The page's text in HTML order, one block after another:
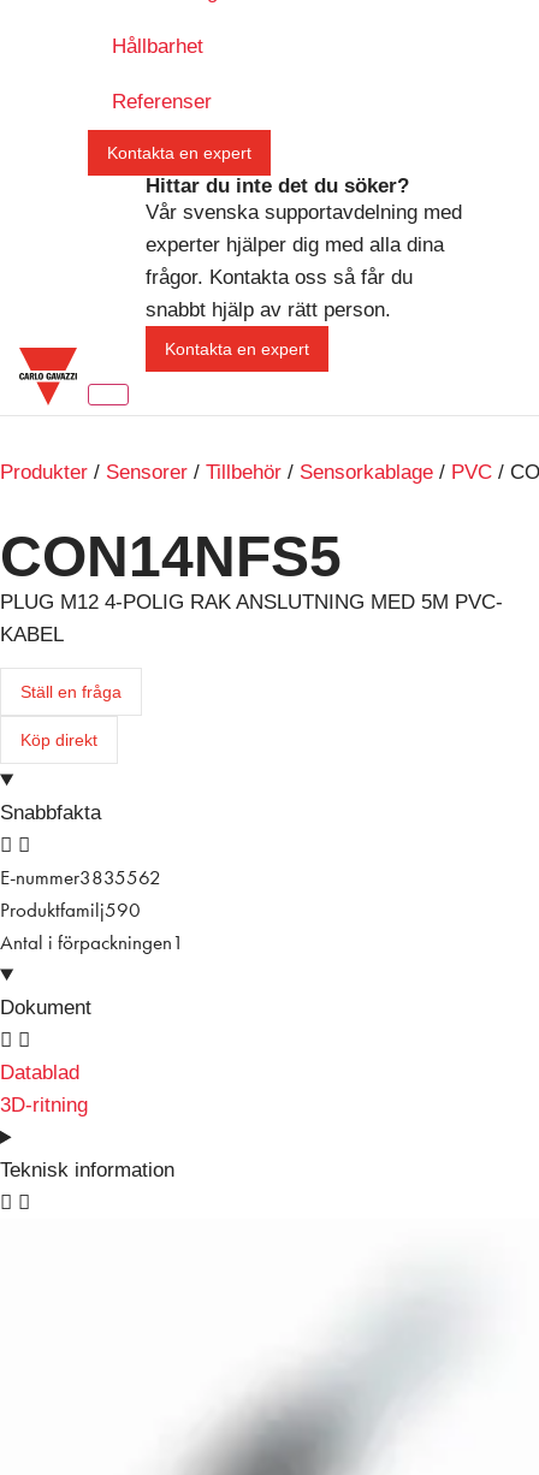
Hållbarhet
Referenser
Kontakta en expert
Hittar du inte det du söker?
Vår svenska supportavdelning med
experter hjälper dig med alla dina
frågor. Kontakta oss så får du
snabbt hjälp av rätt person.
Kontakta en expert
Produkter / Sensorer / Tillbehör / Sensorkablage / PVC /
CON14NFS5
PLUG M12 4-POLIG RAK ANSLUTNING MED 5M PVC-
KABEL
Ställ en fråga
Köp direkt
Snabbfakta
E-nummer3835562
Produktfamilj590
Antal i förpackningen 1
Dokument
Datablad
3D-ritning
Teknisk information